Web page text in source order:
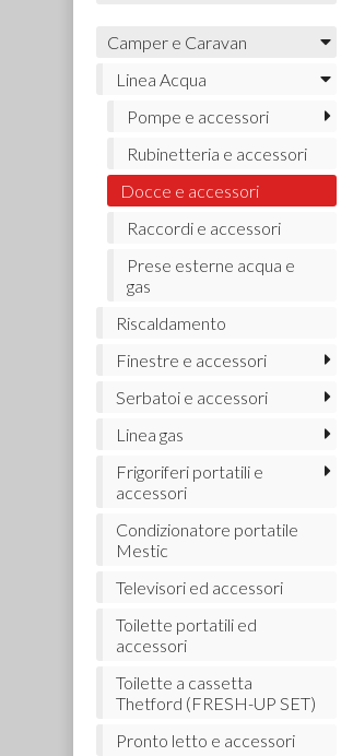
Camper e Caravan
Linea Acqua
Pompe e accessori
Rubinetteria e accessori
Docce e accessori
Raccordi e accessori
Prese esterne acqua e
gas
Riscaldamento
Finestre e accessori
Serbatoi e accessori
Linea gas
Frigoriferi portatili e
accessori
Condizionatore portatile
Mestic
Televisori ed accessori
Toilette portatili ed
accessori
Toilette a cassetta
Thetford (FRESH-UP SET)
Pronto letto e accessori